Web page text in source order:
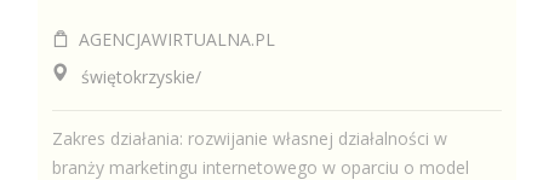
AGENCJAWIRTUALNA.PL
świętokrzyskie/
Zakres działania: rozwijanie własnej działalności w
branży marketingu internetowego w oparciu o model